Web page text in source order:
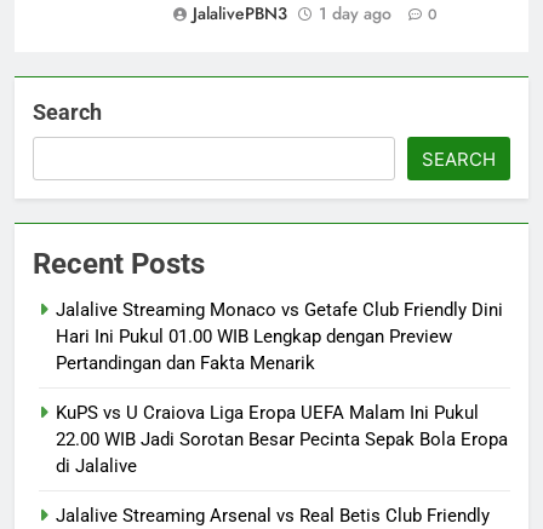
JalalivePBN3
1 day ago 0
Search
SEARCH
Recent Posts
Jalalive Streaming Monaco vs Getafe Club Friendly Dini
Hari Ini Pukul 01.00 WIB Lengkap dengan Preview
Pertandingan dan Fakta Menarik
KuPS vs U Craiova Liga Eropa UEFA Malam Ini Pukul
22.00 WIB Jadi Sorotan Besar Pecinta Sepak Bola Eropa
di Jalalive
Jalalive Streaming Arsenal vs Real Betis Club Friendly